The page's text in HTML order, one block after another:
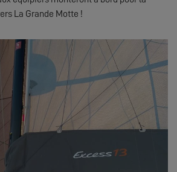
La Grande Motte !